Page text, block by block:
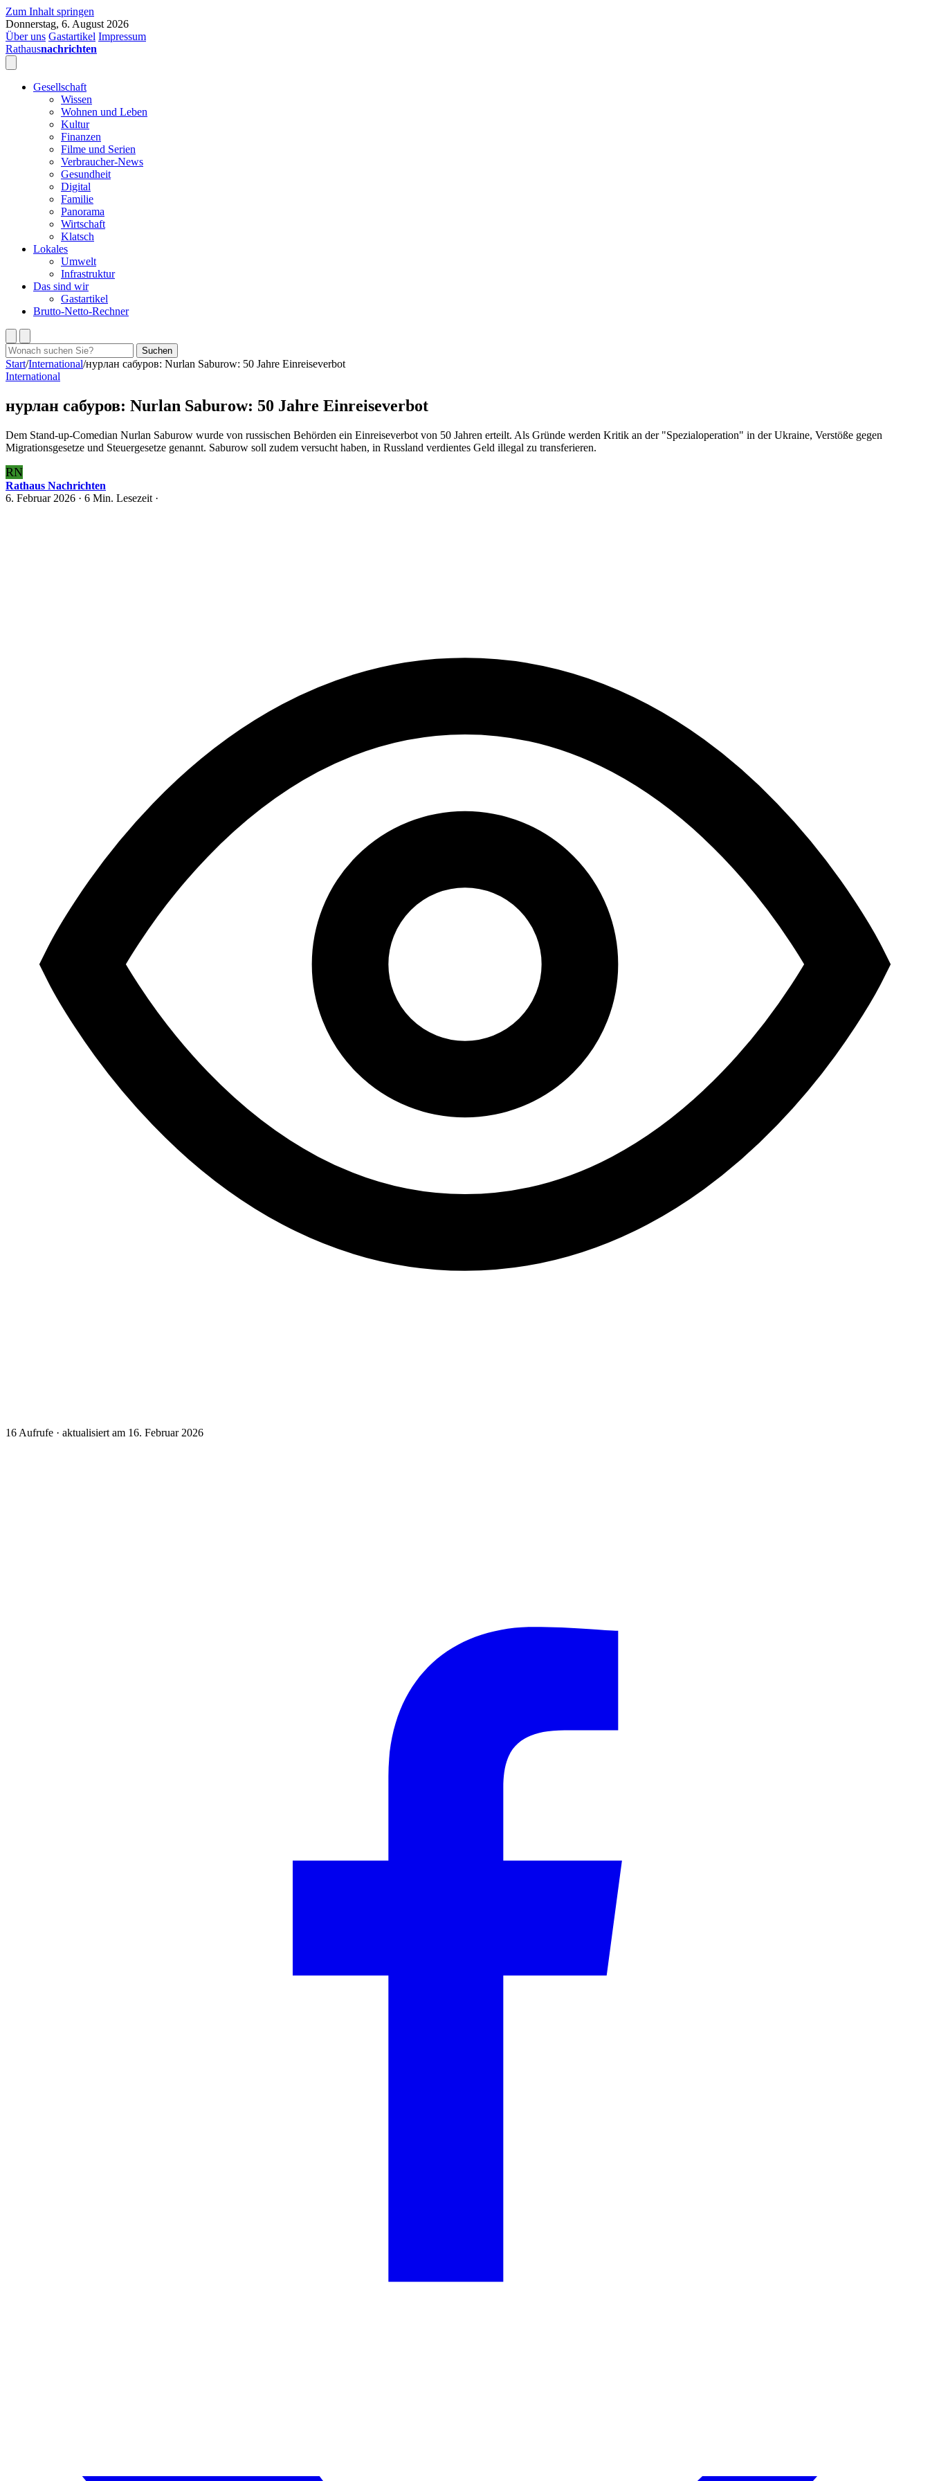
Zum Inhalt springen
Donnerstag, 6. August 2026
Über uns Gastartikel Impressum
Rathausnachrichten
Gesellschaft
Wissen
Wohnen und Leben
Kultur
Finanzen
Filme und Serien
Verbraucher-News
Gesundheit
Digital
Familie
Panorama
Wirtschaft
Klatsch
Lokales
Umwelt
Infrastruktur
Das sind wir
Gastartikel
Brutto-Netto-Rechner
Suchen
nach:
Suchen
Start/International/нурлан сабуров: Nurlan Saburow: 50 Jahre Einreiseverbot
International
нурлан сабуров: Nurlan Saburow: 50 Jahre Einreiseverbot
Dem Stand-up-Comedian Nurlan Saburow wurde von russischen Behörden ein Einreiseverbot von 50 Jahren erteilt. Als Gründe werden Kritik an der "Spezialoperation" in der Ukraine, Verstöße gegen
Migrationsgesetze und Steuergesetze genannt. Saburow soll zudem versucht haben, in Russland verdientes Geld illegal zu transferieren.
RN
Rathaus Nachrichten
6. Februar 2026 · 6 Min. Lesezeit ·
16 Aufrufe · aktualisiert am 16. Februar 2026